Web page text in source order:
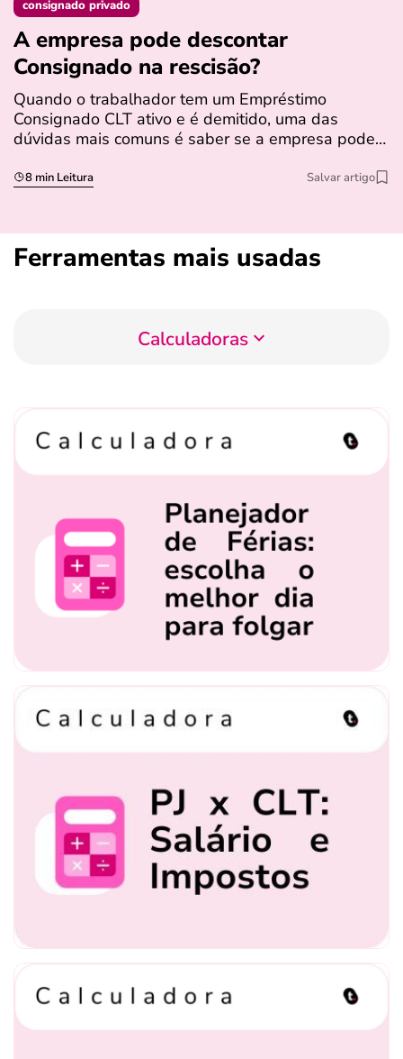
consignado privado
A empresa pode descontar
Consignado na rescisão​?
Quando o trabalhador tem um Empréstimo
Consignado CLT ativo e é demitido, uma das
dúvidas mais comuns é saber se a empresa pode…
8 min Leitura Salvar artigo
Ferramentas mais usadas
Calculadoras